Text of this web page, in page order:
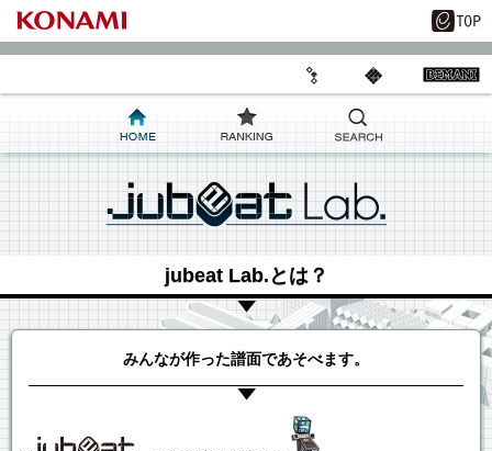
jubeat Lab.とは？
みんなが作った譜面であそべます。